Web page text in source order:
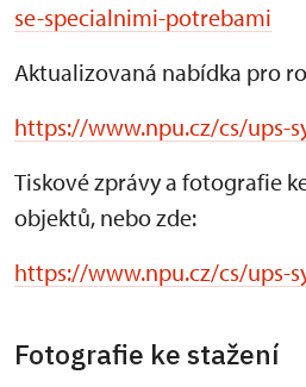
se-specialnimi-potrebami
Aktualizovaná nabídka pro
https://www.npu.cz/cs/ups-
Tiskové zprávy a fotografie
objektů, nebo zde:
https://www.npu.cz/cs/ups-
Fotografie ke stažení